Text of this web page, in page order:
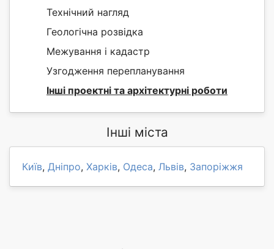
Технічний нагляд
Геологічна розвідка
Межування і кадастр
Узгодження перепланування
Інші проектні та архітектурні роботи
Інші міста
Київ, Дніпро, Харків, Одеса, Львів, Запоріжжя